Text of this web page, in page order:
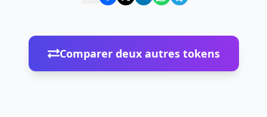
Comparer deux autres tokens